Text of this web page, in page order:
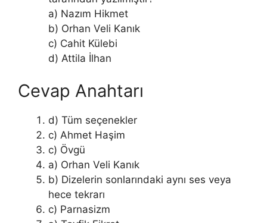
a) Nazım Hikmet
b) Orhan Veli Kanık
c) Cahit Külebi
d) Attila İlhan
Cevap Anahtarı
d) Tüm seçenekler
c) Ahmet Haşim
c) Övgü
a) Orhan Veli Kanık
b) Dizelerin sonlarındaki aynı ses veya
hece tekrarı
c) Parnasizm